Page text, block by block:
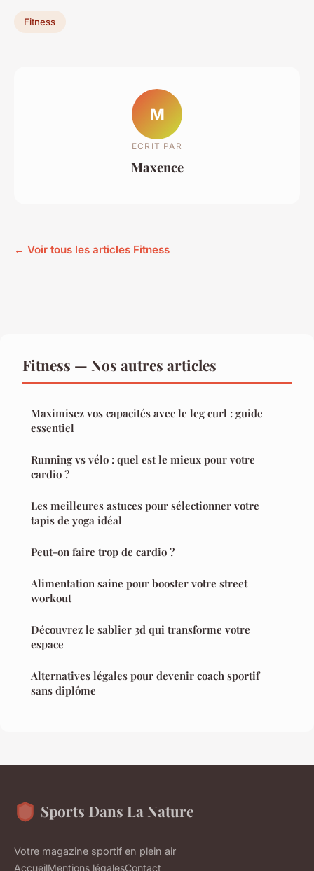
Fitness
M
ECRIT PAR
Maxence
← Voir tous les articles Fitness
Fitness — Nos autres articles
Maximisez vos capacités avec le leg curl : guide
essentiel
Running vs vélo : quel est le mieux pour votre
cardio ?
Les meilleures astuces pour sélectionner votre
tapis de yoga idéal
Peut-on faire trop de cardio ?
Alimentation saine pour booster votre street
workout
Découvrez le sablier 3d qui transforme votre
espace
Alternatives légales pour devenir coach sportif
sans diplôme
Sports Dans La Nature
Votre magazine sportif en plein air
AccueilMentions légalesContact